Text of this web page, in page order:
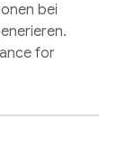
bei
for